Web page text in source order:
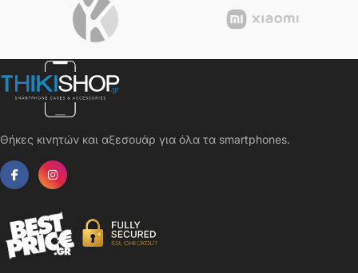
Θήκες κινητών και αξεσουάρ για όλα τα smartphones.